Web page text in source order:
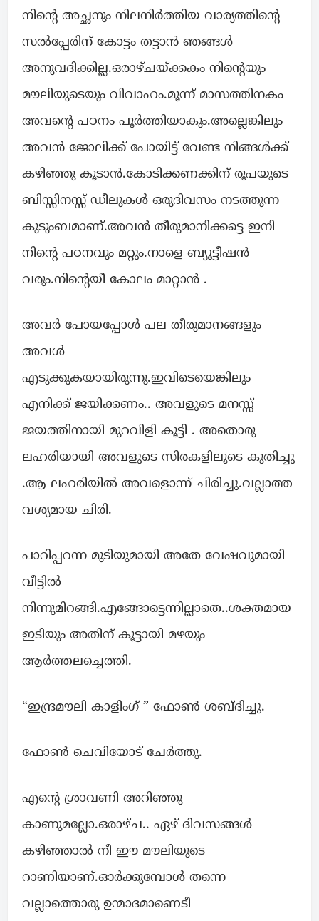
നിന്റെ അച്ഛനും നിലനിർത്തിയ വാര്യത്തിന്റെ
സൽപ്പേരിന് കോട്ടം തട്ടാൻ ഞങ്ങൾ
അനുവദിക്കില്ല.ഒരാഴ്ചയ്ക്കകം നിന്റെയും
മൗലിയുടെയും വിവാഹം.മൂന്ന് മാസത്തിനകം
അവന്റെ പഠനം പൂർത്തിയാകും.അല്ലെങ്കിലും
അവൻ ജോലിക്ക് പോയിട്ട് വേണ്ട നിങ്ങൾക്ക്
കഴിഞ്ഞു കൂടാൻ.കോടിക്കണക്കിന് രൂപയുടെ
ബിസ്സിനസ്സ് ഡീലുകൾ ഒരുദിവസം നടത്തുന്ന
കുടുംബമാണ്.അവൻ തീരുമാനിക്കട്ടെ ഇനി
നിന്റെ പഠനവും മറ്റും.നാളെ ബ്യൂട്ടീഷൻ
വരും.നിന്റെയീ കോലം മാറ്റാൻ .
അവർ പോയപ്പോൾ പല തീരുമാനങ്ങളും
അവൾ
എടുക്കുകയായിരുന്നു.ഇവിടെയെങ്കിലും
എനിക്ക് ജയിക്കണം.. അവളുടെ മനസ്സ്
ജയത്തിനായി മുറവിളി കൂട്ടി . അതൊരു
ലഹരിയായി അവളുടെ സിരകളിലൂടെ കുതിച്ചു
.ആ ലഹരിയിൽ അവളൊന്ന് ചിരിച്ചു.വല്ലാത്ത
വശ്യമായ ചിരി.
പാറിപ്പറന്ന മുടിയുമായി അതേ വേഷവുമായി
വീട്ടിൽ
നിന്നുമിറങ്ങി.എങ്ങോട്ടെന്നില്ലാതെ..ശക്തമായ
ഇടിയും അതിന് കൂട്ടായി മഴയും
ആർത്തലച്ചെത്തി.
“ഇന്ദ്രമൗലി കാളിംഗ് ” ഫോൺ ശബ്‌ദിച്ചു.
ഫോൺ ചെവിയോട് ചേർത്തു.
എന്റെ ശ്രാവണി അറിഞ്ഞു
കാണുമല്ലോ.ഒരാഴ്ച.. ഏഴ് ദിവസങ്ങൾ
കഴിഞ്ഞാൽ നീ ഈ മൗലിയുടെ
റാണിയാണ്.ഓർക്കുമ്പോൾ തന്നെ
വല്ലാത്തൊരു ഉന്മാദമാണെടീ